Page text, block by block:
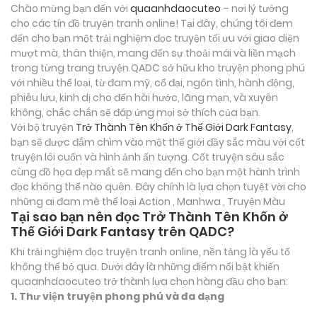
Chào mừng bạn đến với quaanhdaocuteo – nơi lý tưởng
cho các tín đồ truyện tranh online! Tại đây, chúng tôi đem
đến cho bạn một trải nghiệm đọc truyện tối ưu với giao diện
mượt mà, thân thiện, mang đến sự thoải mái và liền mạch
trong từng trang truyện.QADC sở hữu kho truyện phong phú
với nhiều thể loại, từ đam mỹ, cổ đại, ngôn tình, hành động,
phiêu lưu, kinh dị cho đến hài hước, lãng mạn, và xuyên
không, chắc chắn sẽ đáp ứng mọi sở thích của bạn.
Với bộ truyện Trở Thành Tên Khốn ở Thế Giới Dark Fantasy,
bạn sẽ được đắm chìm vào một thế giới đầy sắc màu với cốt
truyện lôi cuốn và hình ảnh ấn tượng. Cốt truyện sâu sắc
cùng đồ họa đẹp mắt sẽ mang đến cho bạn một hành trình
đọc không thể nào quên. Đây chính là lựa chọn tuyệt vời cho
những ai đam mê thể loại Action , Manhwa , Truyện Màu
Tại sao bạn nên đọc Trở Thành Tên Khốn ở
Thế Giới Dark Fantasy trên QADC?
Khi trải nghiệm đọc truyện tranh online, nền tảng là yếu tố
không thể bỏ qua. Dưới đây là những điểm nổi bật khiến
quaanhdaocuteo trở thành lựa chọn hàng đầu cho bạn:
1. Thư viện truyện phong phú và đa dạng